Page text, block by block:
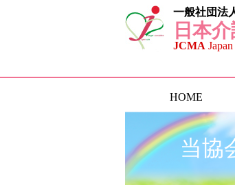
一般社団法
日本
JCMA
HOME
当協